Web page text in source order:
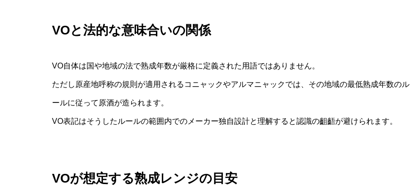
VOと法的な意味合いの関係
VO自体は国や地域の法で熟成年数が厳格に定義された用語ではありません。
ただし原産地呼称の規則が適用されるコニャックやアルマニャックでは、その地域の最低熟成年数のル
ールに従って原酒が造られます。
VO表記はそうしたルールの範囲内でのメーカー独自設計と理解すると認識の齟齬が避けられます。
VOが想定する熟成レンジの目安